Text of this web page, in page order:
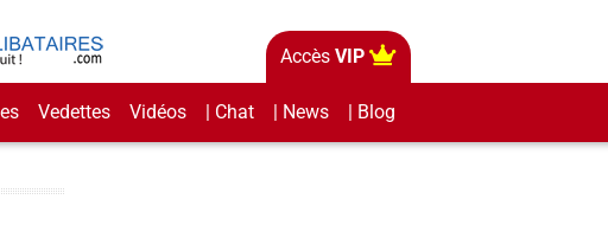
Accès VIP
Vedettes Vidéos | Chat | News | Blog